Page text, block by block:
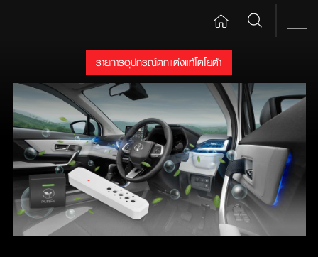
รายการอุปกรณ์ตกแต่งแท้โตโยต้า